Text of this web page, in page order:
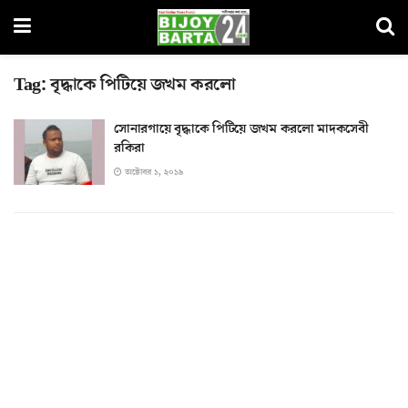
Tag:বৃদ্ধাকে পিটিয়ে জখম করলো
সোনারগায়ে বৃদ্ধাকে পিটিয়ে জখম করলো মাদকসেবী
রকিরা
অক্টোবর ১, ২০১৯